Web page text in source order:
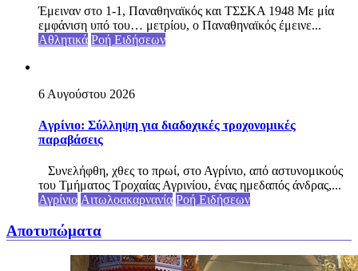
Έμειναν στο 1-1, Παναθηναϊκός και ΤΣΣΚΑ 1948 Με μία
εμφάνιση υπό του… μετρίου, ο Παναθηναϊκός έμεινε...
Αθλητικά Ροή Ειδήσεων
6 Αυγούστου 2026
Aγρίνιο: Σύλληψη για διαδοχικές τροχονομικές
παραβάσεις
Συνελήφθη, χθες το πρωί, στο Αγρίνιο, από αστυνομικούς
του Τμήματος Τροχαίας Αγρινίου, ένας ημεδαπός άνδρας,...
Αγρίνιο Αιτωλοακαρνανία Ροή Ειδήσεων
Αποτυπώματα